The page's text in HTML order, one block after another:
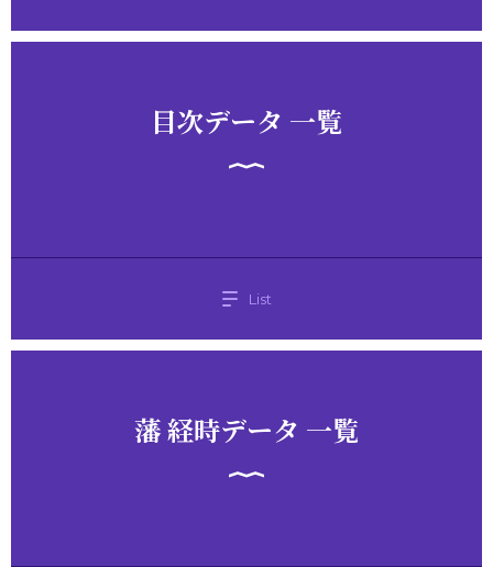
目次データ 一覧
List
藩 経時データ 一覧